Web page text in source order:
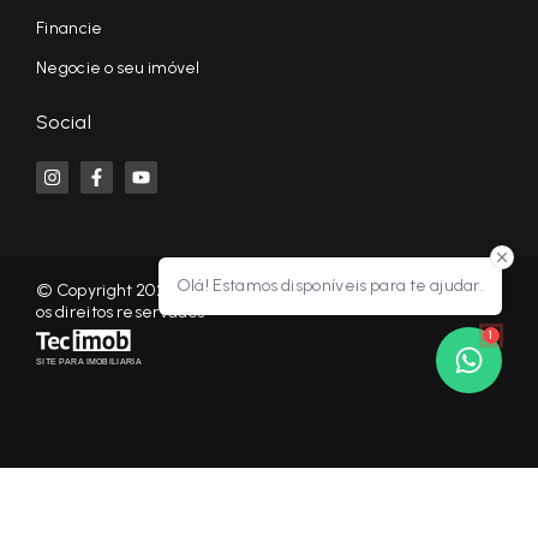
Olá! Estamos disponíveis para te ajudar.
1
Financie
Negocie o seu imóvel
Social
© Copyright 2026 - KF NEGÓCIOS IMOBILIÁRIOS RP - Todos
os direitos reservados
SITE PARA IMOBILIARIA